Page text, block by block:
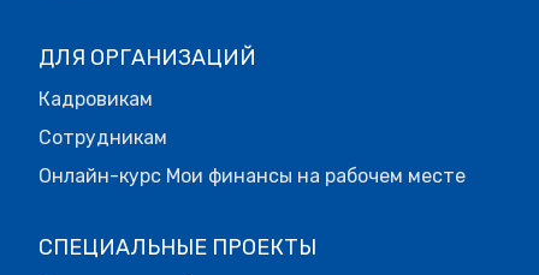
ДЛЯ ОРГАНИЗАЦИЙ
Кадровикам
Сотрудникам
Онлайн-курс Мои финансы на рабочем месте
СПЕЦИАЛЬНЫЕ ПРОЕКТЫ